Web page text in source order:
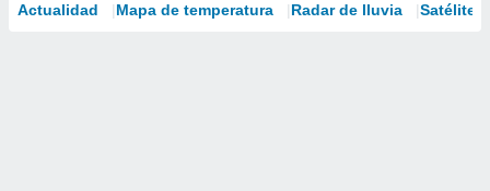
Actualidad Mapa de temperatura Radar de lluvia Satélites